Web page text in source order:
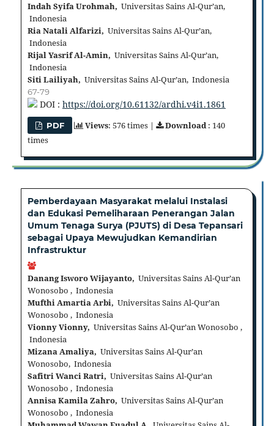
Indah Syifa Urohmah, Universitas Sains Al-Qur’an,
Indonesia
Ria Natali Alfarizi, Universitas Sains Al-Qur’an,
Indonesia
Rijal Yasrif Al-Amin, Universitas Sains Al-Qur’an,
Indonesia
Siti Lailiyah, Universitas Sains Al-Qur’an, Indonesia
67-79
DOI : https://doi.org/10.61132/ardhi.v4i1.1861
PDF Views: 576 times | Download: 140
times
Pemberdayaan Masyarakat melalui Instalasi
dan Edukasi Pemeliharaan Penerangan Jalan
Umum Tenaga Surya (PJUTS) di Desa Tepansari
sebagai Upaya Mewujudkan Kemandirian
Infrastruktur
Danang Isworo Wijayanto, Universitas Sains Al-Qur’an
Wonosobo , Indonesia
Mufthi Amartia Arbi, Universitas Sains Al-Qur’an
Wonosobo , Indonesia
Vionny Vionny, Universitas Sains Al-Qur’an Wonosobo ,
Indonesia
Mizana Amaliya, Universitas Sains Al-Qur’an
Wonosobo, Indonesia
Safitri Wanci Ratri, Universitas Sains Al-Qur’an
Wonosobo , Indonesia
Annisa Kamila Zahro, Universitas Sains Al-Qur’an
Wonosobo , Indonesia